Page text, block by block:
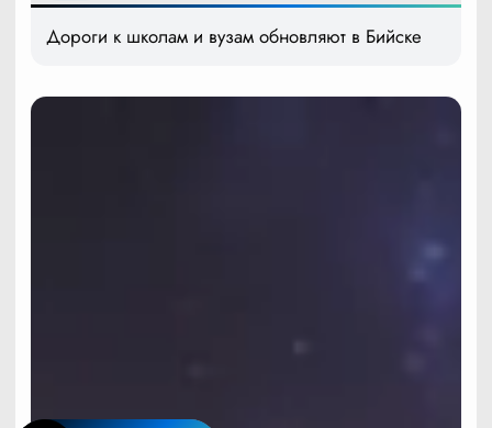
Дороги к школам и вузам обновляют в Бийске